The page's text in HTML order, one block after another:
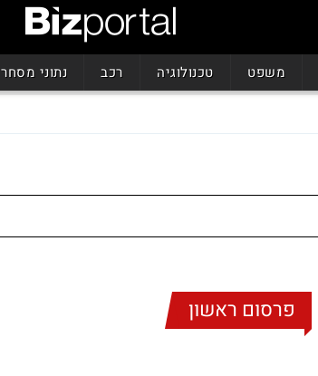
משפט טכנולוגיה רכב נתוני מסחר
פרסום ראשון